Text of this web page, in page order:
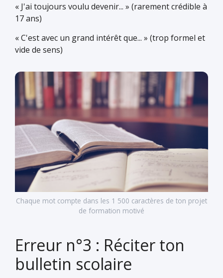
« J'ai toujours voulu devenir... » (rarement crédible à
17 ans)
« C'est avec un grand intérêt que... » (trop formel et
vide de sens)
Chaque mot compte dans les 1 500 caractères de ton projet
de formation motivé
Erreur n°3 : Réciter ton
bulletin scolaire